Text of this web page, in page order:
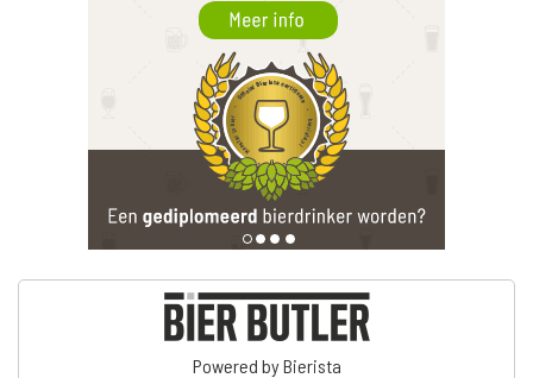
Powered by Bierista